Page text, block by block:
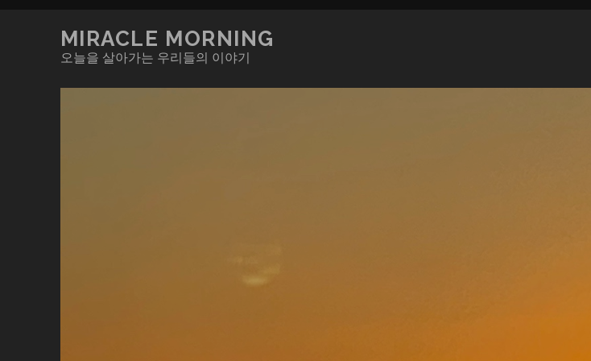
MIRACLE MORNING
오늘을 살아가는 우리들의 이야기